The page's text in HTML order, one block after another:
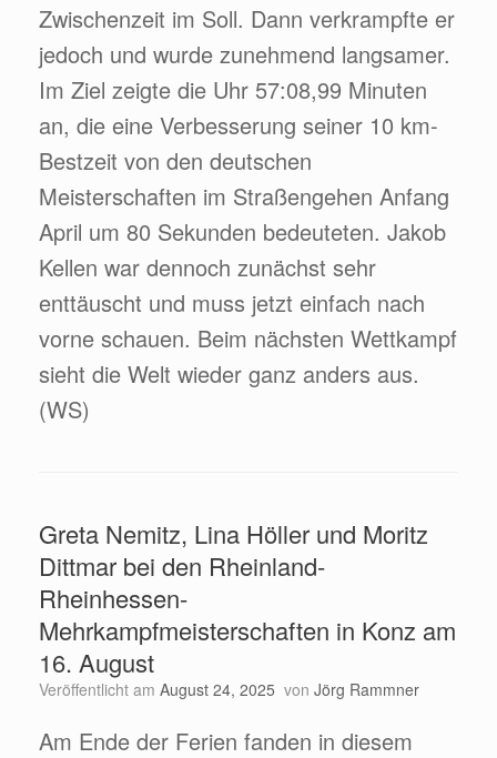
Zwischenzeit im Soll. Dann verkrampfte er
jedoch und wurde zunehmend langsamer.
Im Ziel zeigte die Uhr 57:08,99 Minuten
an, die eine Verbesserung seiner 10 km-
Bestzeit von den deutschen
Meisterschaften im Straßengehen Anfang
April um 80 Sekunden bedeuteten. Jakob
Kellen war dennoch zunächst sehr
enttäuscht und muss jetzt einfach nach
vorne schauen. Beim nächsten Wettkampf
sieht die Welt wieder ganz anders aus.
(WS)
Greta Nemitz, Lina Höller und Moritz
Dittmar bei den Rheinland-
Rheinhessen-
Mehrkampfmeisterschaften in Konz am
16. August
Veröffentlicht am August 24, 2025 von Jörg Rammner
Am Ende der Ferien fanden in diesem